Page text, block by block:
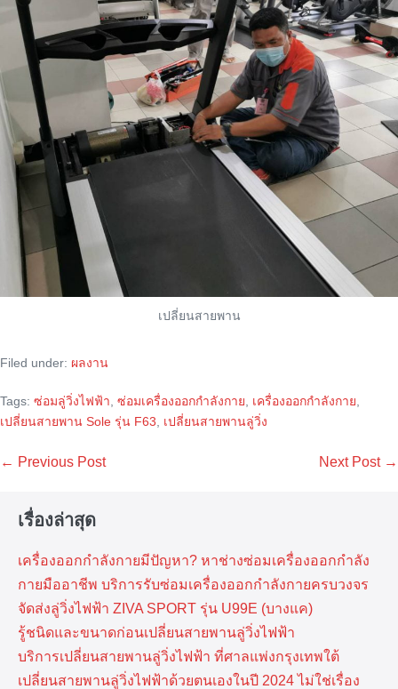
เปลี่ยนสายพาน
Filed under: ผลงาน
Tags: ซ่อมลู่วิ่งไฟฟ้า ซ่อมเครื่องออกกำลังกาย เครื่องออกกำลังกาย
เปลี่ยนสายพาน Sole รุ่น F63
เปลี่ยนสายพานลู่วิ่ง
Post
← Previous Post Next Post →
เรื่องล่าสุด
เครื่องออกกำลังกายมีปัญหา? หาช่างซ่อมเครื่องออกกำลัง
กายมืออาชีพ บริการรับซ่อมเครื่องออกกำลังกายครบวงจร
จัดส่งลู่วิ่งไฟฟ้า ZIVA SPORT รุ่น U99E (บางแค)
รู้ชนิดและขนาดก่อนเปลี่ยนสายพานลู่วิ่งไฟฟ้า
บริการเปลี่ยนสายพานลู่วิ่งไฟฟ้า ที่​ศาลแพ่งกรุงเทพ​ใต้
เปลี่ยนสายพานลู่วิ่งไฟฟ้าด้วยตนเองในปี 2024 ไม่ใช่เรื่อง